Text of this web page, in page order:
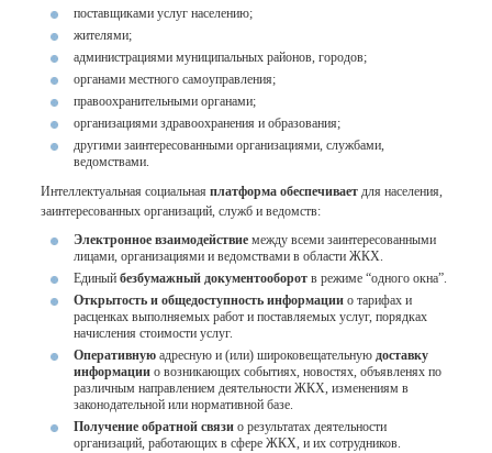
поставщиками услуг населению;
жителями;
администрациями муниципальных районов, городов;
органами местного самоуправления;
правоохранительными органами;
организациями здравоохранения и образования;
другими заинтересованными организациями, службами,
ведомствами.
Интеллектуальная социальная платформа обеспечивает для населения,
заинтересованных организаций, служб и ведомств:
Электронное взаимодействие между всеми заинтересованными
лицами, организациями и ведомствами в области ЖКХ.
Единый безбумажный документооборот в режиме “одного окна”.
Открытость и общедоступность информации о тарифах и
расценках выполняемых работ и поставляемых услуг, порядках
начисления стоимости услуг.
Оперативную адресную и (или) широковещательную доставку
информации о возникающих событиях, новостях, объявленях по
различным направлением деятельности ЖКХ, изменениям в
законодательной или нормативной базе.
Получение обратной связи о результатах деятельности
организаций, работающих в сфере ЖКХ, и их сотрудников.